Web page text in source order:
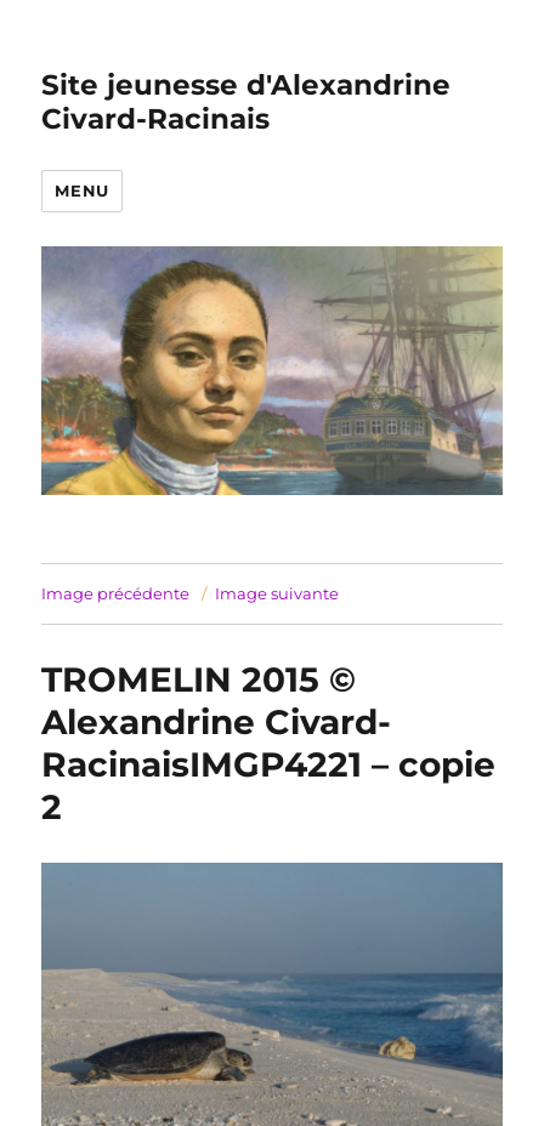
Site jeunesse d'Alexandrine
Civard-Racinais
MENU
Image précédente Image suivante
TROMELIN 2015 ©
Alexandrine Civard-
RacinaisIMGP4221 – copie
2